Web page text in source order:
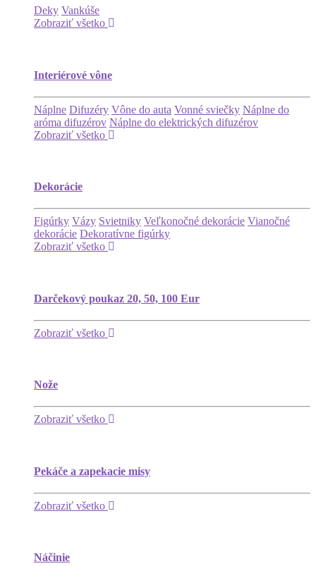
Deky Vankúše
Zobraziť všetko
Interiérové vône
Náplne Difuzéry Vône do auta Vonné sviečky Náplne do
aróma difuzérov Náplne do elektrických difuzérov
Zobraziť všetko
Dekorácie
Figúrky Vázy Svietniky Veľkonočné dekorácie Vianočné
dekorácie Dekoratívne figúrky
Zobraziť všetko
Darčekový poukaz 20, 50, 100 Eur
Zobraziť všetko
Nože
Zobraziť všetko
Pekáče a zapekacie misy
Zobraziť všetko
Náčinie